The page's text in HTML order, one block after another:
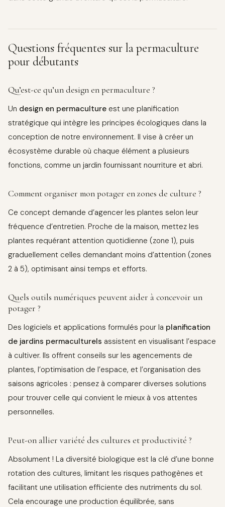
Questions fréquentes sur la permaculture
pour débutants
Qu’est-ce qu’un design en permaculture ?
Un design en permaculture est une planification
stratégique qui intègre les principes écologiques dans la
conception de notre environnement. Il vise à créer un
écosystème durable où chaque élément a plusieurs
fonctions, comme un jardin fournissant nourriture et abri.
Comment organiser mon potager en zones de culture ?
Ce concept demande d’agencer les plantes selon leur
fréquence d’entretien. Proche de la maison, mettez les
plantes requérant attention quotidienne (zone 1), puis
graduellement celles demandant moins d’attention (zones
2 à 5), optimisant ainsi temps et efforts.
Quels outils numériques peuvent aider à concevoir un
potager ?
Des logiciels et applications formulés pour la planification
de jardins permaculturels assistent en visualisant l’espace
à cultiver. Ils offrent conseils sur les agencements de
plantes, l’optimisation de l’espace, et l’organisation des
saisons agricoles : pensez à comparer diverses solutions
pour trouver celle qui convient le mieux à vos attentes
personnelles.
Peut-on allier variété des cultures et productivité ?
Absolument ! La diversité biologique est la clé d’une bonne
rotation des cultures, limitant les risques pathogènes et
facilitant une utilisation efficiente des nutriments du sol.
Cela encourage une production équilibrée, sans